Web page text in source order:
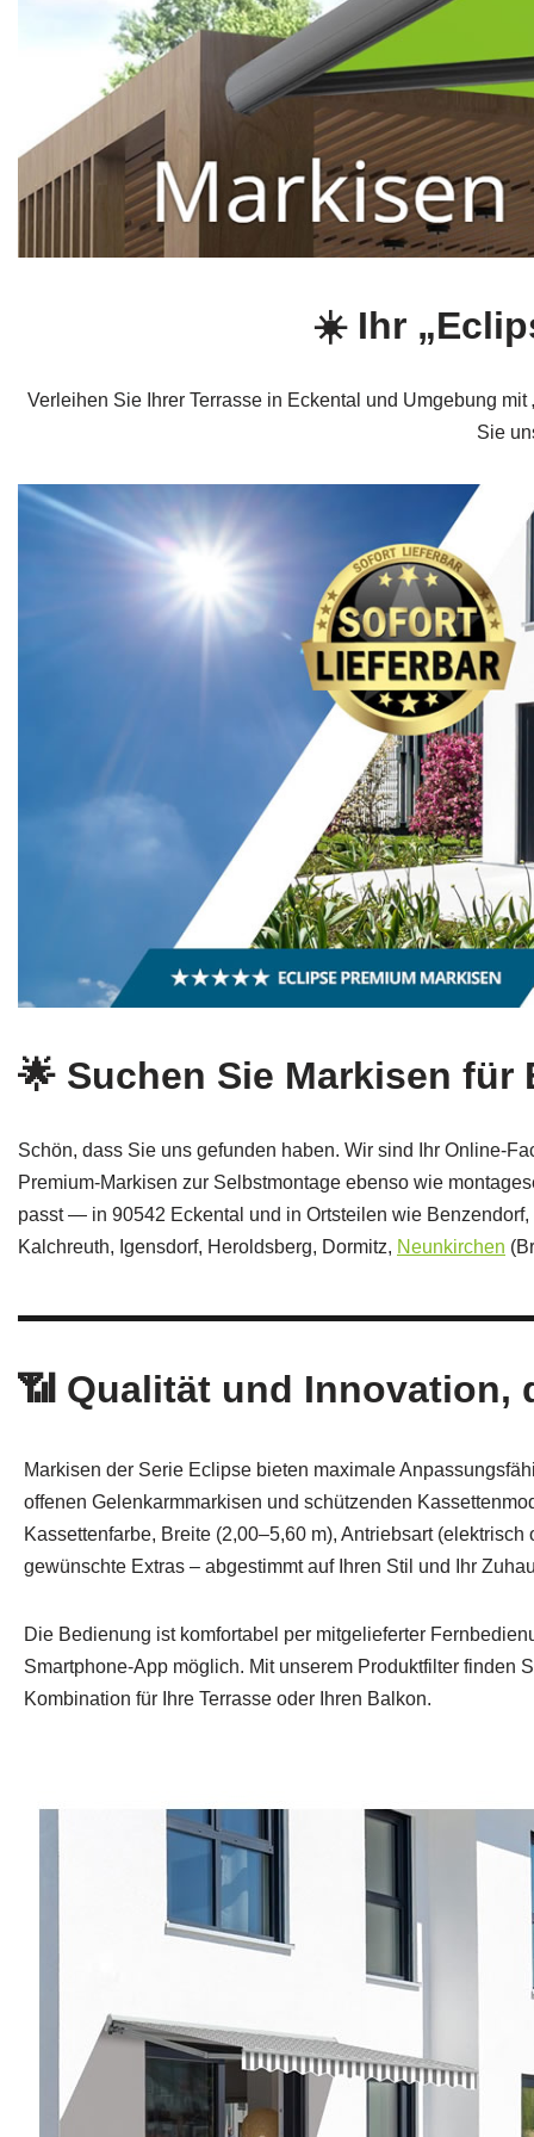
☀️ Ihr
Verleihen Sie Ihrer Terrasse in Eckental und Umgebung
Sie
🌟 Suchen Sie Markisen
Schön, dass Sie uns gefunden haben. Wir sind Ihr Online-
Premium-Markisen zur Selbstmontage ebenso wie
passt — in 90542 Eckental und in Ortsteilen wie
Kalchreuth, Igensdorf, Heroldsberg, Dormitz, Neunkirchen
📶 Qualität und Innovation,
Markisen der Serie Eclipse bieten maximale
offenen Gelenkarmmarkisen und schützenden
Kassettenfarbe, Breite (2,00–5,60 m), Antriebsart
gewünschte Extras – abgestimmt auf Ihren Stil und Ihr
Die Bedienung ist komfortabel per mitgelieferter
Smartphone-App möglich. Mit unserem Produktfilter finden
Kombination für Ihre Terrasse oder Ihren Balkon.